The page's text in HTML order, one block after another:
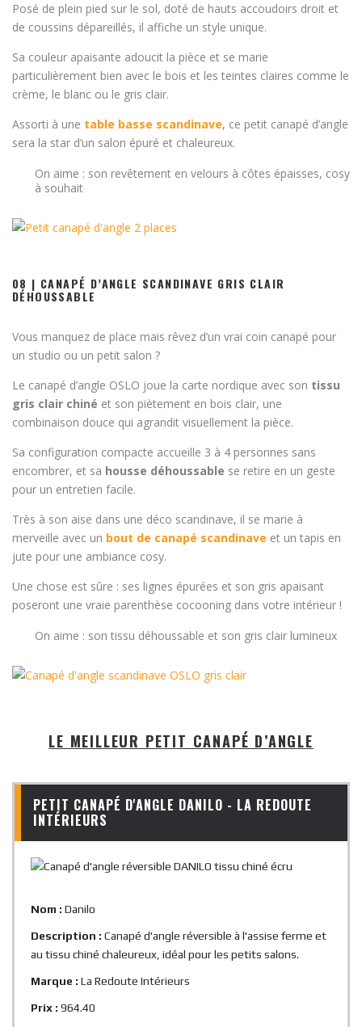
Posé de plein pied sur le sol, doté de hauts accoudoirs droit et
de coussins dépareillés, il affiche un style unique.
Sa couleur apaisante adoucit la pièce et se marie
particulièrement bien avec le bois et les teintes claires comme le
crème, le blanc ou le gris clair.
Assorti à une table basse scandinave, ce petit canapé d’angle
sera la star d’un salon épuré et chaleureux.
On aime : son revêtement en velours à côtes épaisses, cosy
à souhait
08 | CANAPÉ D’ANGLE SCANDINAVE GRIS CLAIR
DÉHOUSSABLE
Vous manquez de place mais rêvez d’un vrai coin canapé pour
un studio ou un petit salon ?
Le canapé d’angle OSLO joue la carte nordique avec son tissu
gris clair chiné et son piètement en bois clair, une
combinaison douce qui agrandit visuellement la pièce.
Sa configuration compacte accueille 3 à 4 personnes sans
encombrer, et sa housse déhoussable se retire en un geste
pour un entretien facile.
Très à son aise dans une déco scandinave, il se marie à
merveille avec un bout de canapé scandinave et un tapis en
jute pour une ambiance cosy.
Une chose est sûre : ses lignes épurées et son gris apaisant
poseront une vraie parenthèse cocooning dans votre intérieur !
On aime : son tissu déhoussable et son gris clair lumineux
LE MEILLEUR PETIT CANAPÉ D’ANGLE
PETIT CANAPÉ D'ANGLE DANILO - LA REDOUTE
INTÉRIEURS
Nom : Danilo
Description : Canapé d'angle réversible à l'assise ferme et
au tissu chiné chaleureux, idéal pour les petits salons.
Marque : La Redoute Intérieurs
Prix : 964.40